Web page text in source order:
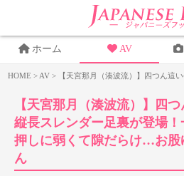
ホーム AV
HOME > AV > 【天宮那月（湊波流）】四つん這
【天宮那月（湊波流）】四
縦長スレンダー足裏が登場！
押しに弱くて隙だらけ…お股
ん